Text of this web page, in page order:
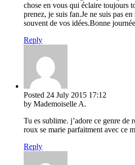
chose en vous qui éclaire toujours
prenez, je suis fan.Je ne suis pas
souvent de vos idées.Bonne
Reply
Posted 24 July 2015 17:12
by Mademoiselle A.
Tu es sublime. j’adore ce genre de
roux se marie parfaitment avec ce
Reply